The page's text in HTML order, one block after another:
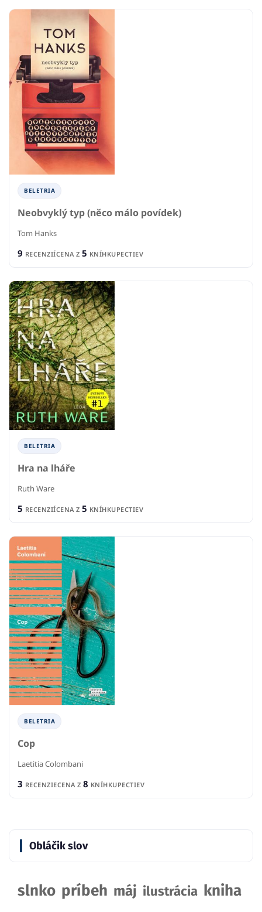
BELETRIA
Neobvyklý typ (něco málo povídek)
Tom Hanks
9 RECENZIÍCENA Z 5 KNÍHKUPECTIEV
BELETRIA
Hra na lháře
Ruth Ware
5 RECENZIÍCENA Z 5 KNÍHKUPECTIEV
BELETRIA
Cop
Laetitia Colombani
3 RECENZIECENA Z 8 KNÍHKUPECTIEV
Obláčik slov
slnko príbeh máj ilustrácia kniha